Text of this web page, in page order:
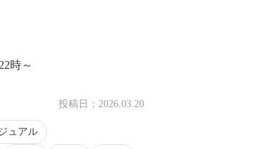
時～
投稿日： 2026.03.20
ュアル